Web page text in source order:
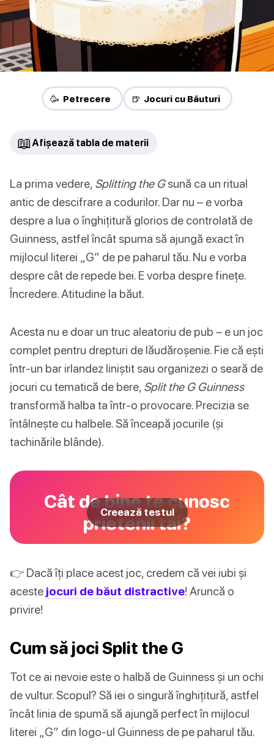
🥳 Petrecere 🍺 Jocuri cu Băuturi
📖 Afișează tabla de materii
La prima vedere, Splitting the Gsună ca un ritual
antic de descifrare a codurilor. Dar nu – e vorba
despre a lua o înghițitură glorios de controlată de
Guinness, astfel încât spuma să ajungă exact în
mijlocul literei „G” de pe paharul tău. Nu e vorba
despre cât de repede bei. E vorba despre finețe.
Încredere. Atitudine la băut.
Acesta nu e doar un truc aleatoriu de pub – e un joc
complet pentru drepturi de lăudăroșenie. Fie că ești
într-un bar irlandez liniștit sau organizezi o seară de
jocuri cu tematică de bere, Split the G Guinness
transformă halba ta într-o provocare. Precizia se
întâlnește cu halbele. Să înceapă jocurile (și
tachinările blânde).
Cât de bine te cunosc
prietenii tăi?
Creează testul
👉 Dacă îți place acest joc, credem că vei iubi și
aceste jocuri de băut distractive! Aruncă o
privire!
Cum să joci Split the G
Tot ce ai nevoie este o halbă de Guinness și un ochi
de vultur. Scopul? Să iei o singură înghițitură, astfel
încât linia de spumă să ajungă perfect în mijlocul
literei „G” din logo-ul Guinness de pe paharul tău.